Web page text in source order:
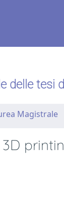
delle tesi
Magistrale